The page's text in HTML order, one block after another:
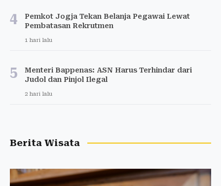
4
Pemkot Jogja Tekan Belanja Pegawai Lewat
Pembatasan Rekrutmen
1 hari lalu
5
Menteri Bappenas: ASN Harus Terhindar dari
Judol dan Pinjol Ilegal
2 hari lalu
Berita Wisata